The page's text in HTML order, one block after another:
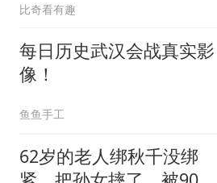
比奇看有趣
每日历史武汉会战真实影
像！
鱼鱼手工
62岁的老人绑秋千没绑